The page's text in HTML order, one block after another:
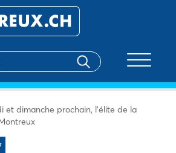
et dimanche prochain, l’élite de la